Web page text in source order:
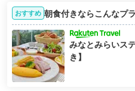
おすすめ 朝食付きならこんなプ
みなとみらいス
き】